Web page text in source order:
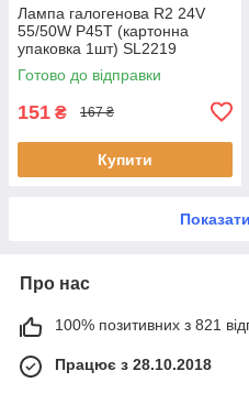
Лампа галогенова R2 24V
55/50W P45T (картонна
упаковка 1шт) SL2219
SHAFER
Готово до відправки
151 ₴ 167 ₴
Купити
Про нас
100% позитивних з 821
Працює з 28.10.2018